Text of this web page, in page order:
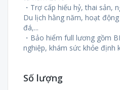
・Trợ cấp hiếu hỷ, thai sản,
Du lịch hằng năm, hoạt
đá,...
・Bảo hiểm full lương gồm
nghiệp, khám sức khỏe định
Số lượng